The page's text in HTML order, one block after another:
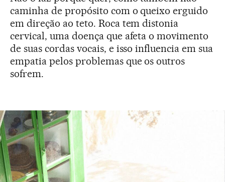
caminha de propósito com o queixo erguido
em direção ao teto. Roca tem distonia
cervical, uma doença que afeta o movimento
de suas cordas vocais, e isso influencia em sua
empatia pelos problemas que os outros
sofrem.